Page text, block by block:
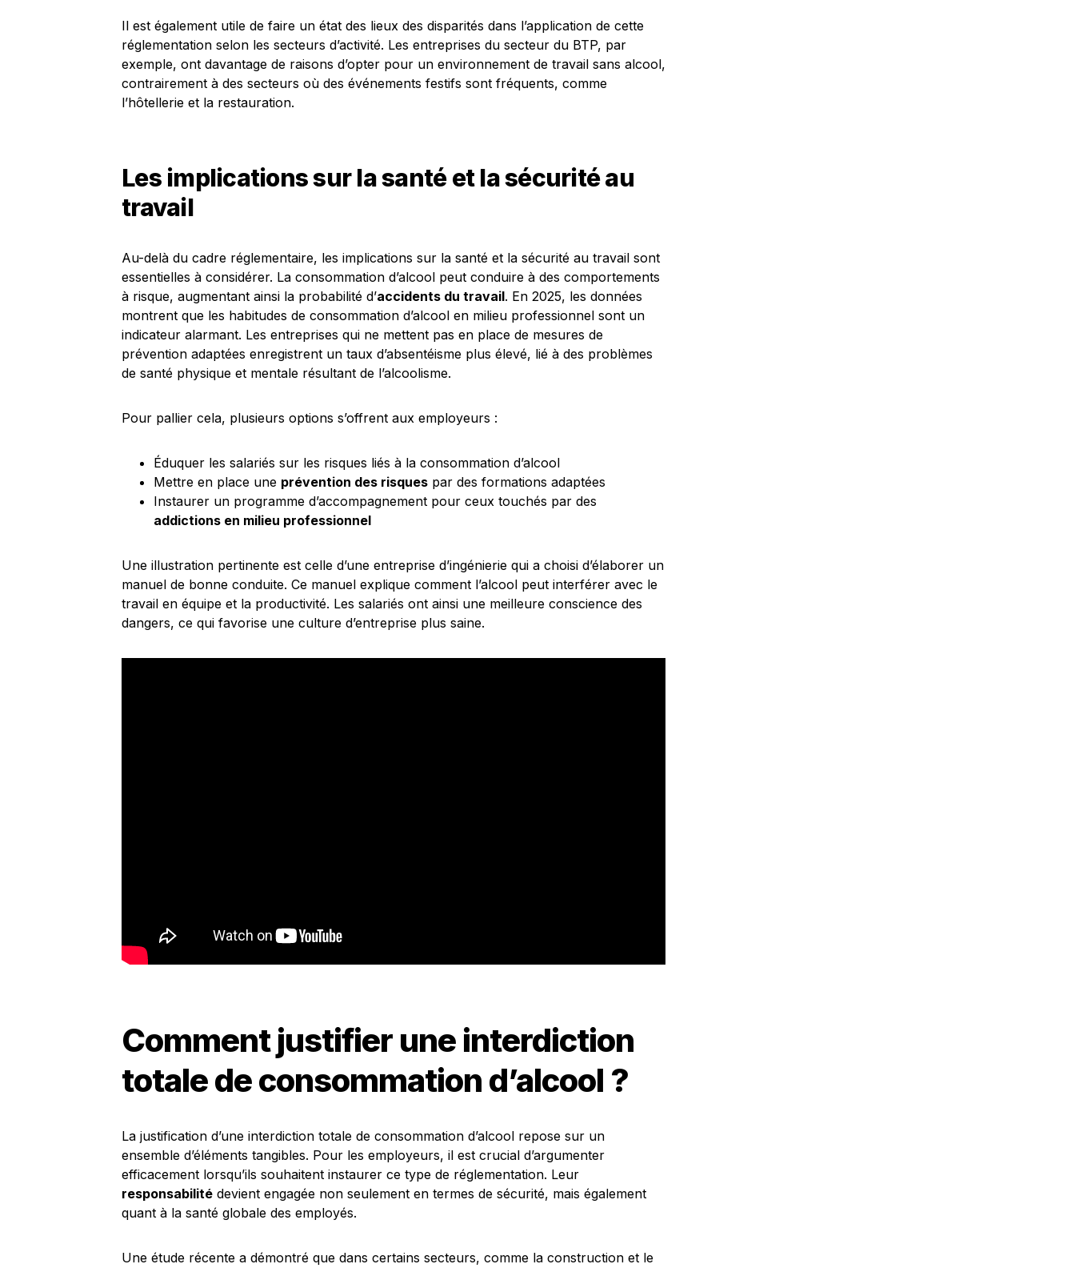
Il est également utile de faire un état des lieux des disparités dans l’application de cette
réglementation selon les secteurs d’activité. Les entreprises du secteur du BTP, par
exemple, ont davantage de raisons d’opter pour un environnement de travail sans alcool,
contrairement à des secteurs où des événements festifs sont fréquents, comme
l’hôtellerie et la restauration.
Les implications sur la santé et la sécurité au
travail
Au-delà du cadre réglementaire, les implications sur la santé et la sécurité au travail sont
essentielles à considérer. La consommation d’alcool peut conduire à des comportements
à risque, augmentant ainsi la probabilité d’accidents du travail. En 2025, les données
montrent que les habitudes de consommation d’alcool en milieu professionnel sont un
indicateur alarmant. Les entreprises qui ne mettent pas en place de mesures de
prévention adaptées enregistrent un taux d’absentéisme plus élevé, lié à des problèmes
de santé physique et mentale résultant de l’alcoolisme.
Pour pallier cela, plusieurs options s’offrent aux employeurs :
Éduquer les salariés sur les risques liés à la consommation d’alcool
Mettre en place une prévention des risques par des formations adaptées
Instaurer un programme d’accompagnement pour ceux touchés par des
addictions en milieu professionnel
Une illustration pertinente est celle d’une entreprise d’ingénierie qui a choisi d’élaborer un
manuel de bonne conduite. Ce manuel explique comment l’alcool peut interférer avec le
travail en équipe et la productivité. Les salariés ont ainsi une meilleure conscience des
dangers, ce qui favorise une culture d’entreprise plus saine.
Comment justifier une interdiction
totale de consommation d’alcool ?
La justification d’une interdiction totale de consommation d’alcool repose sur un
ensemble d’éléments tangibles. Pour les employeurs, il est crucial d’argumenter
efficacement lorsqu’ils souhaitent instaurer ce type de réglementation. Leur
responsabilité devient engagée non seulement en termes de sécurité, mais également
quant à la santé globale des employés.
Une étude récente a démontré que dans certains secteurs, comme la construction et le